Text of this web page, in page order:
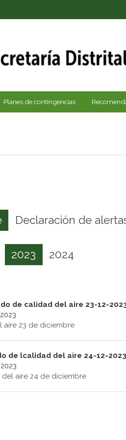
Planes de contingencias
Declaración de
2023 2024
de calidad del aire 23-12-
aire 23 de diciembre
de lcalidad del aire 24-12-
aire 24 de diciembre